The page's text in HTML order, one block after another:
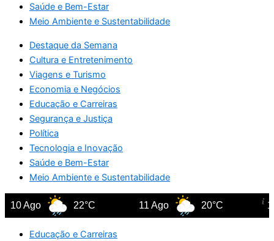
Saúde e Bem-Estar
Meio Ambiente e Sustentabilidade
Destaque da Semana
Cultura e Entretenimento
Viagens e Turismo
Economia e Negócios
Educação e Carreiras
Segurança e Justiça
Política
Tecnologia e Inovação
Saúde e Bem-Estar
Meio Ambiente e Sustentabilidade
Ago 22°C 11 Ago 20°C 12
Educação e Carreiras